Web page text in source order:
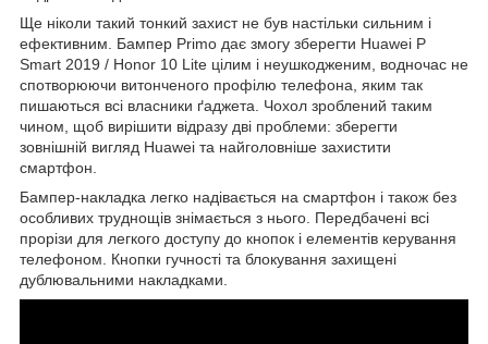
Ще ніколи такий тонкий захист не був настільки сильним і
ефективним. Бампер Primo дає змогу зберегти Huawei P
Smart 2019 / Honor 10 Lite цілим і неушкодженим, водночас не
спотворюючи витонченого профілю телефона, яким так
пишаються всі власники ґаджета. Чохол зроблений таким
чином, щоб вирішити відразу дві проблеми: зберегти
зовнішній вигляд Huawei та найголовніше захистити
смартфон.
Бампер-накладка легко надівається на смартфон і також без
особливих труднощів знімається з нього. Передбачені всі
прорізи для легкого доступу до кнопок і елементів керування
телефоном. Кнопки гучності та блокування захищені
дублювальними накладками.